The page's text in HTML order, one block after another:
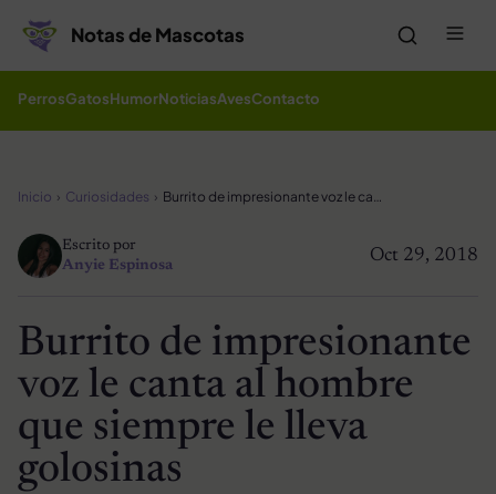
Notas de Mascotas
PerrosGatosHumorNoticiasAvesContacto
Inicio Curiosidades Burrito de impresionante voz le canta al hombre que siempre le lleva golosinas
Oct 29, 2018
Escrito por
Anyie Espinosa
Burrito de impresionante
voz le canta al hombre
que siempre le lleva
golosinas